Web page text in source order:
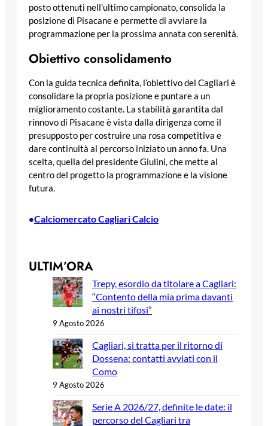
posto ottenuti nell’ultimo campionato, consolida la
posizione di Pisacane e permette di avviare la
programmazione per la prossima annata con serenità.
Obiettivo consolidamento
Con la guida tecnica definita, l’obiettivo del Cagliari è
consolidare la propria posizione e puntare a un
miglioramento costante. La stabilità garantita dal
rinnovo di Pisacane è vista dalla dirigenza come il
presupposto per costruire una rosa competitiva e
dare continuità al percorso iniziato un anno fa. Una
scelta, quella del presidente Giulini, che mette al
centro del progetto la programmazione e la visione
futura.
•Calciomercato Cagliari Calcio
ULTIM’ORA
Trepy, esordio da titolare a Cagliari:
“Contento della mia prima davanti
ai nostri tifosi”
9 Agosto 2026
Cagliari, si tratta per il ritorno di
Dossena: contatti avviati con il
Como
9 Agosto 2026
Serie A 2026/27, definite le date: il
percorso del Cagliari tra